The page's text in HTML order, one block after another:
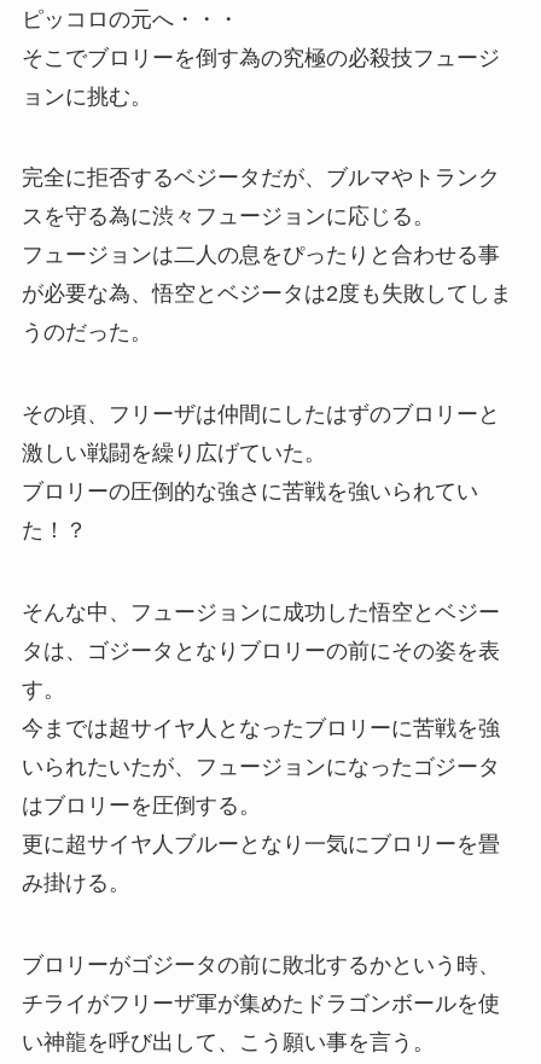
ピッコロの元へ・・・
そこでブロリーを倒す為の究極の必殺技フュージ
ョンに挑む。
完全に拒否するベジータだが、ブルマやトランク
スを守る為に渋々フュージョンに応じる。
フュージョンは二人の息をぴったりと合わせる事
が必要な為、悟空とベジータは2度も失敗してしま
うのだった。
その頃、フリーザは仲間にしたはずのブロリーと
激しい戦闘を繰り広げていた。
ブロリーの圧倒的な強さに苦戦を強いられてい
た！？
そんな中、フュージョンに成功した悟空とベジー
タは、ゴジータとなりブロリーの前にその姿を表
す。
今までは超サイヤ人となったブロリーに苦戦を強
いられたいたが、フュージョンになったゴジータ
はブロリーを圧倒する。
更に超サイヤ人ブルーとなり一気にブロリーを畳
み掛ける。
ブロリーがゴジータの前に敗北するかという時、
チライがフリーザ軍が集めたドラゴンボールを使
い神龍を呼び出して、こう願い事を言う。